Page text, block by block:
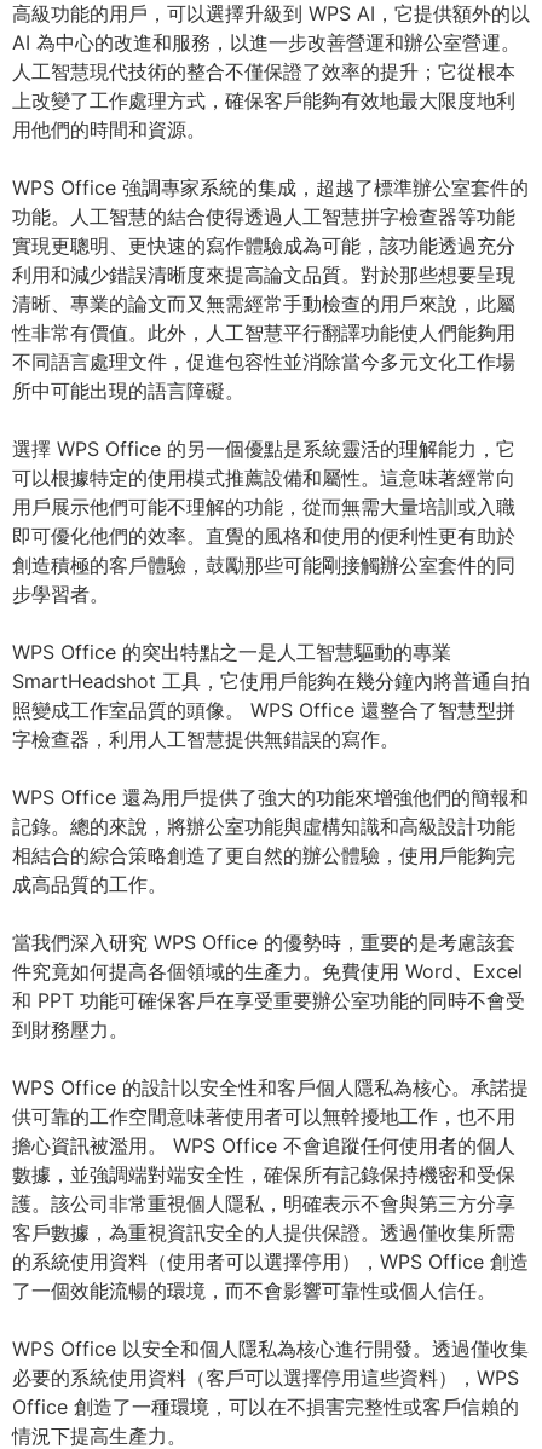
高級功能的用戶，可以選擇升級到 WPS AI，它提供額外的以
AI 為中心的改進和服務，以進一步改善營運和辦公室營運。
人工智慧現代技術的整合不僅保證了效率的提升；它從根本
上改變了工作處理方式，確保客戶能夠有效地最大限度地利
用他們的時間和資源。
WPS Office 強調專家系統的集成，超越了標準辦公室套件的
功能。人工智慧的結合使得透過人工智慧拼字檢查器等功能
實現更聰明、更快速的寫作體驗成為可能，該功能透過充分
利用和減少錯誤清晰度來提高論文品質。對於那些想要呈現
清晰、專業的論文而又無需經常手動檢查的用戶來說，此屬
性非常有價值。此外，人工智慧平行翻譯功能使人們能夠用
不同語言處理文件，促進包容性並消除當今多元文化工作場
所中可能出現的語言障礙。
選擇 WPS Office 的另一個優點是系統靈活的理解能力，它
可以根據特定的使用模式推薦設備和屬性。這意味著經常向
用戶展示他們可能不理解的功能，從而無需大量培訓或入職
即可優化他們的效率。直覺的風格和使用的便利性更有助於
創造積極的客戶體驗，鼓勵那些可能剛接觸辦公室套件的同
步學習者。
WPS Office 的突出特點之一是人工智慧驅動的專業
SmartHeadshot 工具，它使用戶能夠在幾分鐘內將普通自拍
照變成工作室品質的頭像。 WPS Office 還整合了智慧型拼
字檢查器，利用人工智慧提供無錯誤的寫作。
WPS Office 還為用戶提供了強大的功能來增強他們的簡報和
記錄。總的來說，將辦公室功能與虛構知識和高級設計功能
相結合的綜合策略創造了更自然的辦公體驗，使用戶能夠完
成高品質的工作。
當我們深入研究 WPS Office 的優勢時，重要的是考慮該套
件究竟如何提高各個領域的生產力。免費使用 Word、Excel
和 PPT 功能可確保客戶在享受重要辦公室功能的同時不會受
到財務壓力。
WPS Office 的設計以安全性和客戶個人隱私為核心。承諾提
供可靠的工作空間意味著使用者可以無幹擾地工作，也不用
擔心資訊被濫用。 WPS Office 不會追蹤任何使用者的個人
數據，並強調端對端安全性，確保所有記錄保持機密和受保
護。該公司非常重視個人隱私，明確表示不會與第三方分享
客戶數據，為重視資訊安全的人提供保證。透過僅收集所需
的系統使用資料（使用者可以選擇停用），WPS Office 創造
了一個效能流暢的環境，而不會影響可靠性或個人信任。
WPS Office 以安全和個人隱私為核心進行開發。透過僅收集
必要的系統使用資料（客戶可以選擇停用這些資料），WPS
Office 創造了一種環境，可以在不損害完整性或客戶信賴的
情況下提高生產力。